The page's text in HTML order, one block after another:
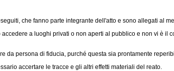
che fanno parte integrante dell'atto e sono allegati al
a luoghi privati o non aperti al pubblico e non vi è il
persona di fiducia, purché questa sia prontamente
accertare le tracce e gli altri effetti materiali del reato.